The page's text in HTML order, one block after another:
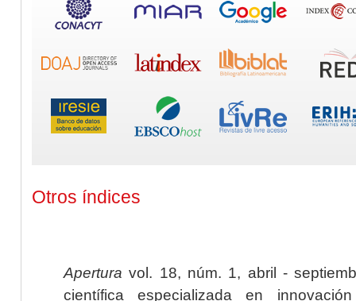
Otros índices
Apertura vol. 18, núm. 1, abril -
científica especializada en